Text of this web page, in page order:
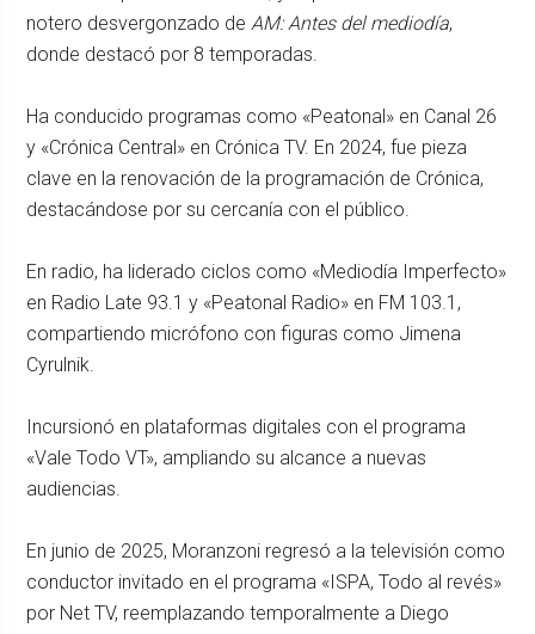
notero desvergonzado deAM: Antes del mediodía,
donde destacó por 8 temporadas.
Ha conducido programas como «Peatonal» en Canal 26
y «Crónica Central» en Crónica TV. En 2024, fue pieza
clave en la renovación de la programación de Crónica,
destacándose por su cercanía con el público.
En radio, ha liderado ciclos como «Mediodía Imperfecto»
en Radio Late 93.1 y «Peatonal Radio» en FM 103.1,
compartiendo micrófono con figuras como Jimena
Cyrulnik.
Incursionó en plataformas digitales con el programa
«Vale Todo VT», ampliando su alcance a nuevas
audiencias.
En junio de 2025, Moranzoni regresó a la televisión como
conductor invitado en el programa «ISPA, Todo al revés»
por Net TV, reemplazando temporalmente a Diego